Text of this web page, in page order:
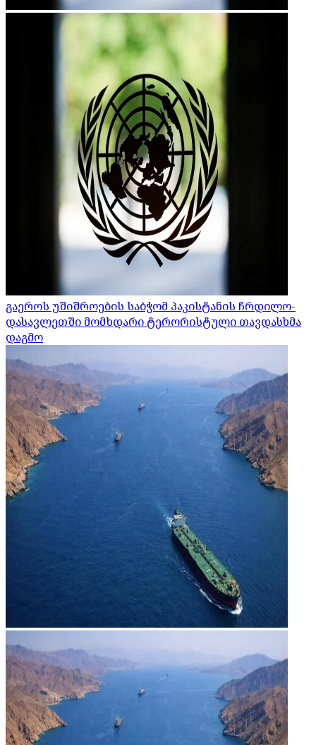
გაეროს უშიშროების საბჭომ პაკისტანის ჩრდილო-
დასავლეთში მომხდარი ტერორისტული თავდასხმა
დაგმო